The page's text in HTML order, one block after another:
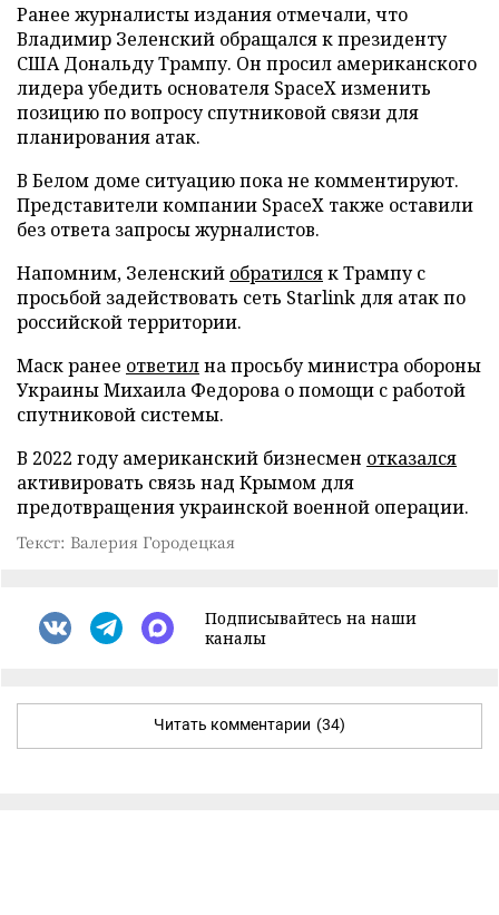
Ранее журналисты издания отмечали, что
Владимир Зеленский обращался к президенту
США Дональду Трампу. Он просил американского
лидера убедить основателя SpaceX изменить
позицию по вопросу спутниковой связи для
планирования атак.
В Белом доме ситуацию пока не комментируют.
Представители компании SpaceX также оставили
без ответа запросы журналистов.
Напомним, Зеленский обратилсяк Трампу с
просьбой задействовать сеть Starlink для атак по
российской территории.
Маск ранее ответилна просьбу министра обороны
Украины Михаила Федорова о помощи с работой
спутниковой системы.
В 2022 году американский бизнесмен отказался
активировать связь над Крымом для
предотвращения украинской военной операции.
Текст: Валерия Городецкая
Подписывайтесь на наши
каналы
Читать комментарии (34)